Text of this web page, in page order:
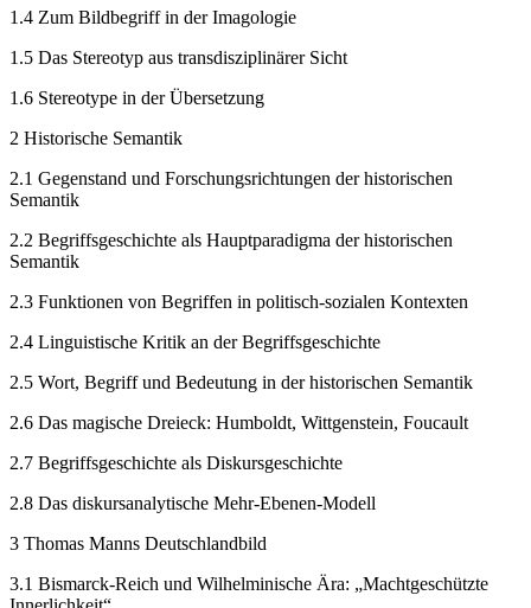
1.4 Zum Bildbegriff in der Imagologie
1.5 Das Stereotyp aus transdisziplinärer Sicht
1.6 Stereotype in der Übersetzung
2 Historische Semantik
2.1 Gegenstand und Forschungsrichtungen der historischen
Semantik
2.2 Begriffsgeschichte als Hauptparadigma der historischen
Semantik
2.3 Funktionen von Begriffen in politisch-sozialen Kontexten
2.4 Linguistische Kritik an der Begriffsgeschichte
2.5 Wort, Begriff und Bedeutung in der historischen Semantik
2.6 Das magische Dreieck: Humboldt, Wittgenstein, Foucault
2.7 Begriffsgeschichte als Diskursgeschichte
2.8 Das diskursanalytische Mehr-Ebenen-Modell
3 Thomas Manns Deutschlandbild
3.1 Bismarck-Reich und Wilhelminische Ära: „Machtgeschützte